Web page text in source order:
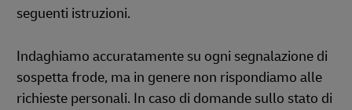
seguenti istruzioni.
Indaghiamo accuratamente su ogni segnalazione di
sospetta frode, ma in genere non rispondiamo alle
richieste personali. In caso di domande sullo stato di